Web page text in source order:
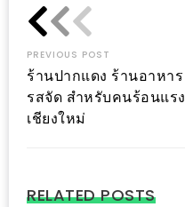
หมู
กระทะ
ทั่ว
PREVIOUS POST
ร้านปากแดง ร้านอาหาร
รสจัด สำหรับคนร้อนแรง
เชียงใหม่
RELATED POSTS